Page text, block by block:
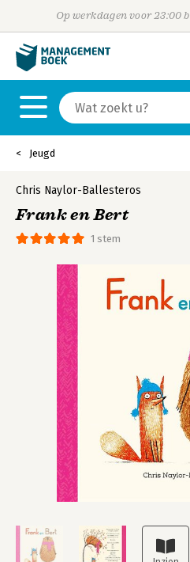
Op werkdagen voor 23:00
Jeugd
1 stem
Chris Naylor-Ballesteros
Frank en Bert